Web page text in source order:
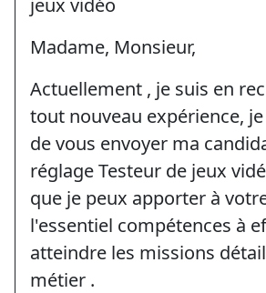
Madame, Monsieur,
Actuellement , je suis en
tout nouveau expérience,
de vous envoyer ma
réglage Testeur de jeux
que je peux apporter à
l'essentiel compétences à
atteindre les missions
métier .